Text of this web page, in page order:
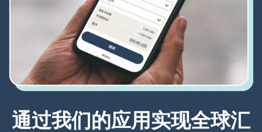
通过我们的应用实现全球汇